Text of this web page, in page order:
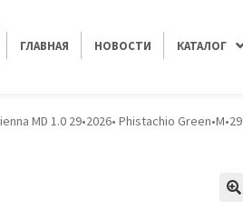
ГЛАВНАЯ НОВОСТИ КАТАЛОГ
MD 1.0 29•2026• Phistachio Green•M•29